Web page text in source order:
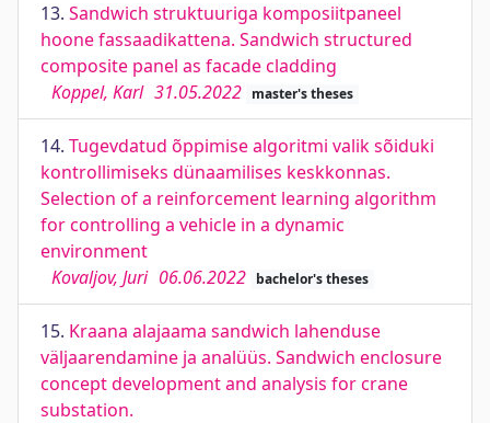
13. Sandwich struktuuriga komposiitpaneel
hoone fassaadikattena. Sandwich structured
composite panel as facade cladding
Koppel, Karl 31.05.2022 master's theses
14. Tugevdatud õppimise algoritmi valik sõiduki
kontrollimiseks dünaamilises keskkonnas.
Selection of a reinforcement learning algorithm
for controlling a vehicle in a dynamic
environment
Kovaljov, Juri 06.06.2022 bachelor's theses
15. Kraana alajaama sandwich lahenduse
väljaarendamine ja analüüs. Sandwich enclosure
concept development and analysis for crane
substation.